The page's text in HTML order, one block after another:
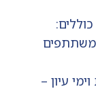
– עד 40 משתתפים
עיון –